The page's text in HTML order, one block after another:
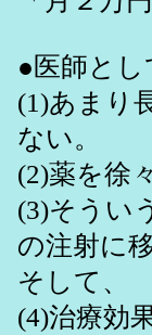
●医師とし
(1)あまり
ない。
(2)薬を徐
(3)そうい
の注射に
そして、
(4)治療効